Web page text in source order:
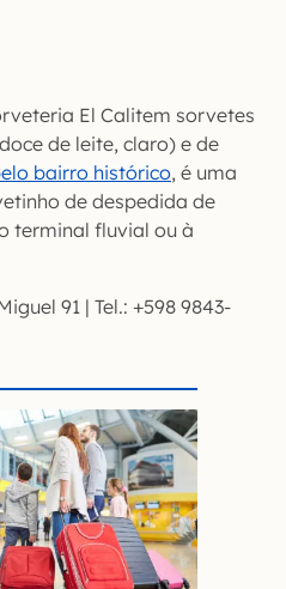
El Calitem sorvetes
de leite, claro) e de
bairro histórico, é uma
de despedida de
terminal fluvial ou à
91 | Tel.: +598 9843-